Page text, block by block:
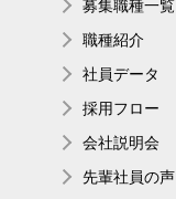
募集職種一覧
職種紹介
社員データ
採用フロー
会社説明会
先輩社員の声